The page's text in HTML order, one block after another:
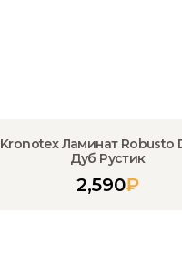
Kronotex Ламинат Robusto
Дуб Рустик
2,590₽